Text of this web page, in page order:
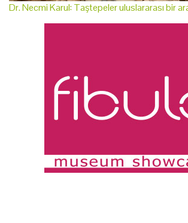
Dr. Necmi Karul: Taştepeler uluslararası bir